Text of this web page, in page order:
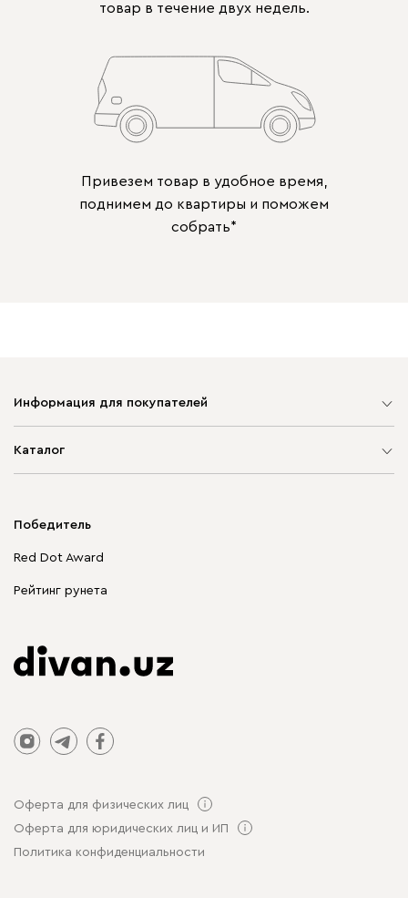
товар в течение двух недель.
Привезем товар в удобное время,
поднимем до квартиры и поможем
собрать*
Информация для покупателей
Каталог
Корпусная мебель
Столы и стулья
Победитель
Red Dot Award
Рейтинг рунета
Оферта для физических лиц
Оферта для юридических лиц и ИП
Политика конфиденциальности